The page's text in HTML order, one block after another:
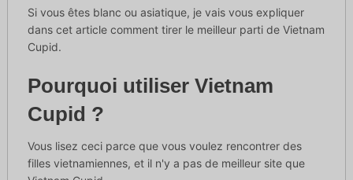
Si vous êtes blanc ou asiatique, je vais vous expliquer
dans cet article comment tirer le meilleur parti de Vietnam
Cupid.
Pourquoi utiliser Vietnam
Cupid ?
Vous lisez ceci parce que vous voulez rencontrer des
filles vietnamiennes, et il n'y a pas de meilleur site que